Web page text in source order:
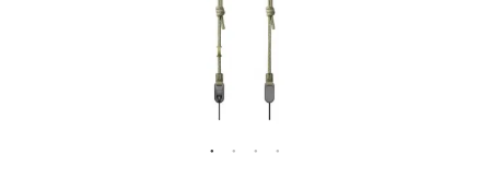
講習会･国家資格･WEBセミナー